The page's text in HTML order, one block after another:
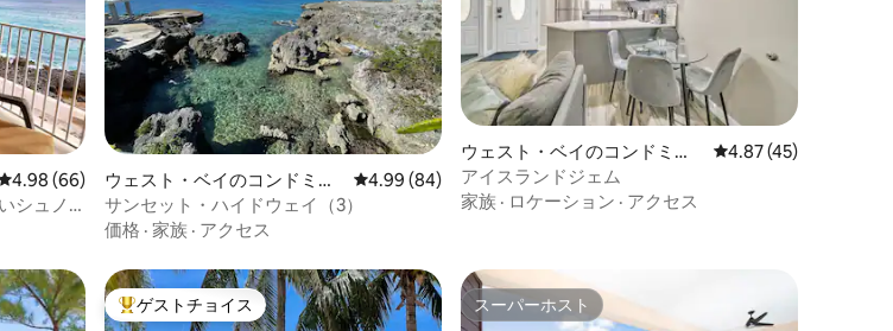
ビュー66件、5つ星中4.98つ星の平均評価
4.98 (66)
シュノ
ウェスト・ベイのコンドミニ
アム
レビュー84件、5つ星中4.99つ星の平均評価
4.99 (84)
サンセット・ハイドウェイ（3）
価格 · 家族 · アクセス
ウェスト・ベイのコンドミニ
アム
レビュー45件、5つ
4.87 (45)
アイスランドジェム
家族 · ロケーション · アクセス
大好評のゲストチョイスです。
ゲストチョイス スーパーホスト
スーパーホスト